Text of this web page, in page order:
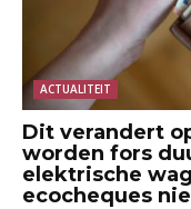
ACTUALITEIT
Dit verandert
worden fors
elektrische
ecocheques